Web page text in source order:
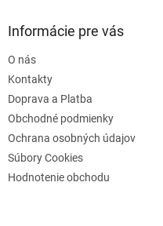
Informácie pre vás
O nás
Kontakty
Doprava a Platba
Obchodné podmienky
Ochrana osobných údajov
Súbory Cookies
Hodnotenie obchodu